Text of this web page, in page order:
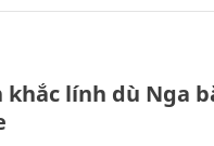
khắc lính dù Nga